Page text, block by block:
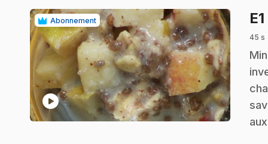
Abonnement
play_circle
E1
45 s
.